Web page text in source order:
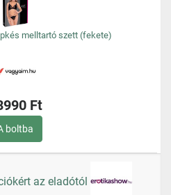
melltartó szett (fekete)
Ft
boltba
az eladótól